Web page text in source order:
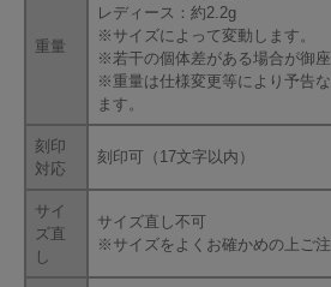
重量
レディース：約2.2g
※サイズによって変動します。
※若干の個体差がある場合が御座
※重量は仕様変更等により予告
ます。
刻印
対応
刻印可（17文字以内）
サイ
ズ直
し
サイズ直し不可
※サイズをよくお確かめの上ご注